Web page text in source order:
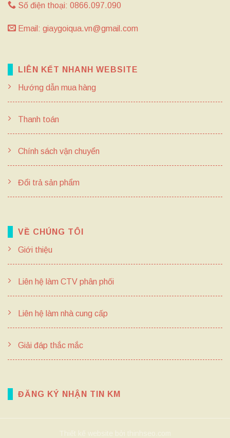
Số điện thoại: 0866.097.090
Email: giaygoiqua.vn@gmail.com
LIÊN KẾT NHANH WEBSITE
Hướng dẫn mua hàng
Thanh toán
Chính sách vận chuyển
Đổi trả sản phẩm
VỀ CHÚNG TÔI
Giới thiệu
Liên hệ làm CTV phân phối
Liên hệ làm nhà cung cấp
Giải đáp thắc mắc
ĐĂNG KÝ NHẬN TIN KM
Thiết kế website bởi thinhseo.com